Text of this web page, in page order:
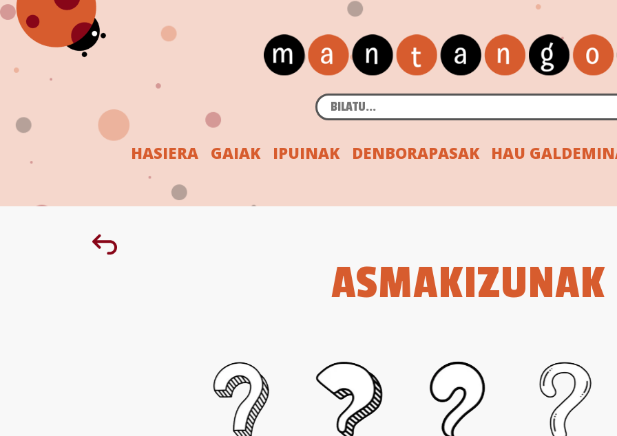
HASIERA GAIAK IPUINAK DENBORAPASAK HAU
ASMAKIZUNAK